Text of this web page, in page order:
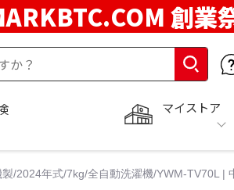
創業
マイストア
/2024年式/7kg/全自動洗濯機/YWM-TV70L |